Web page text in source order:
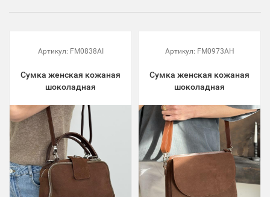
Артикул: FM0838AI
Сумка женская кожаная
шоколадная
Артикул: FM0973AH
Сумка женская кожаная
шоколадная